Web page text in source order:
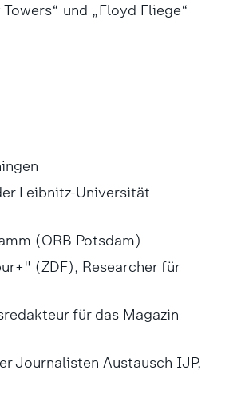
und „Floyd Fliege“
Leibnitz-Universität
(ORB Potsdam)
(ZDF), Researcher für
für das Magazin
Journalisten Austausch IJP,